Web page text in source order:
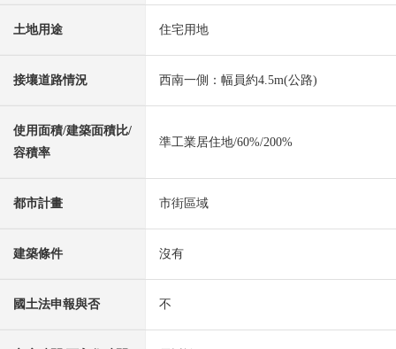
土地用途 住宅用地
接壤道路情況 西南一側：幅員約4.5m(公路)
使用面積/建築面積比/
容積率
準工業居住地/60%/200%
都市計畫 市街區域
建築條件 沒有
國土法申報與否 不